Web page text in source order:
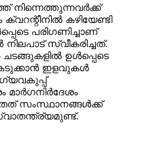
നിന്നെത്തുന്നവര്‍ക്ക്
കഴിയേണ്ടി
പരിഗണിച്ചാണ്
സ്വീകരിച്ചത്.
ഉള്‍പ്പെടെ
ഇളവുകള്‍
മാര്‍ഗനിര്‍ദേശം
അതത് സംസ്ഥാനങ്ങള്‍ക്ക്